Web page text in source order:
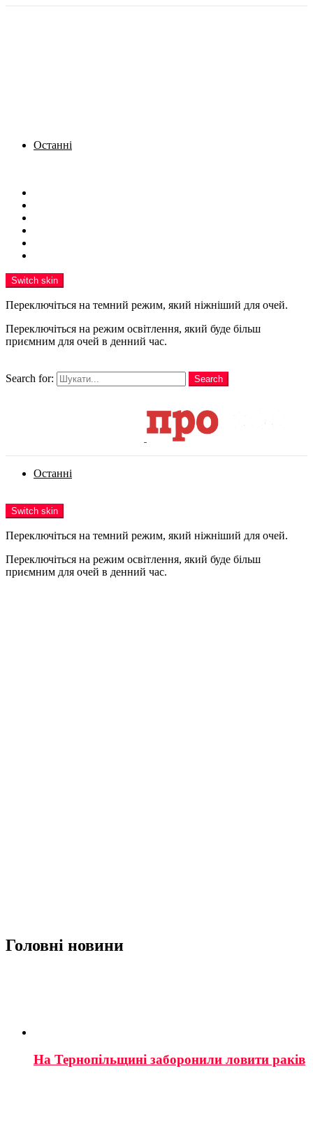
Останні
Switch skin
Переключіться на темний режим, який ніжніший для очей.
Переключіться на режим освітлення, який буде більш
приємним для очей в денний час.
Search for:
Search
Останні
Switch skin
Переключіться на темний режим, який ніжніший для очей.
Переключіться на режим освітлення, який буде більш
приємним для очей в денний час.
Головні новини
На Тернопільщині заборонили ловити раків